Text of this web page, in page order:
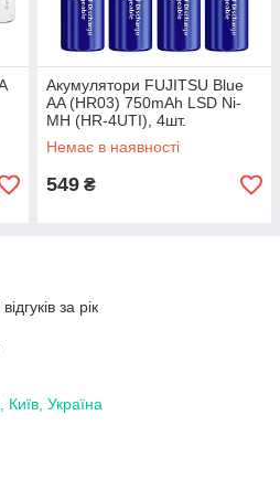
Акумулятори FUJITSU Blue
AA (HR03) 750mAh LSD Ni-
MH (HR-4UTI), 4шт.
Немає в наявності
549 ₴
за рік
Київ, Україна